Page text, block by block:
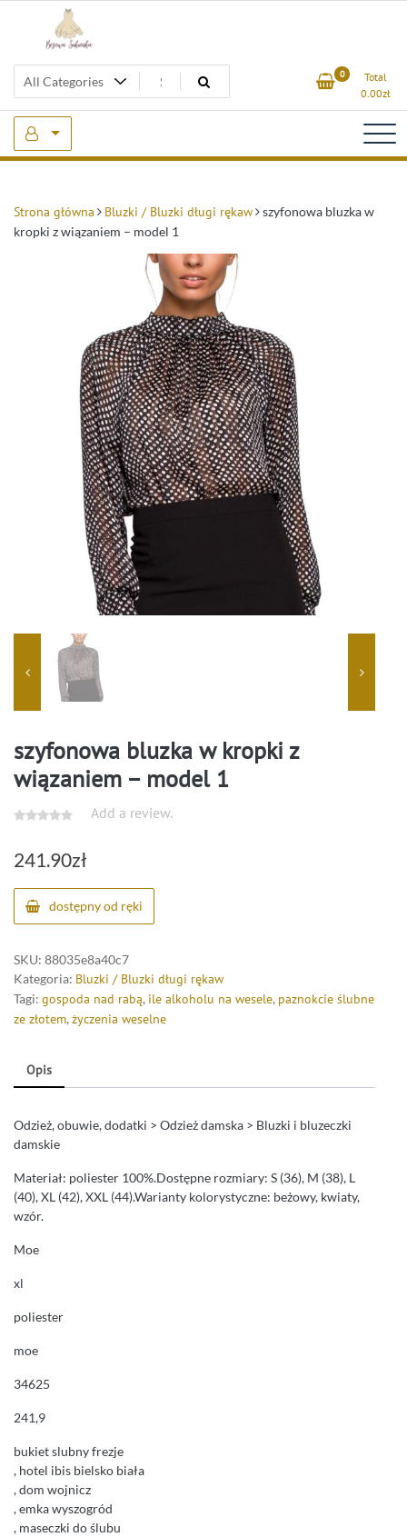
Beżowa Sukienka 0
Total
0.00zł
Strona główna Bluzki / Bluzki długi rękaw
szyfonowa bluzka w
kropki z wiązaniem – model 1
szyfonowa bluzka w kropki z
wiązaniem – model 1
Add a review.
241.90zł
dostępny od ręki
SKU: 88035e8a40c7
Kategoria: Bluzki / Bluzki długi rękaw
Tagi: gospoda nad rabą, ile alkoholu na wesele, paznokcie ślubne
ze złotem, życzenia weselne
Opis
Odzież, obuwie, dodatki > Odzież damska > Bluzki i bluzeczki
damskie
Materiał: poliester 100%.Dostępne rozmiary: S (36), M (38), L
(40), XL (42), XXL (44).Warianty kolorystyczne: beżowy, kwiaty,
wzór.
Moe
xl
poliester
moe
34625
241,9
bukiet slubny frezje
, hotel ibis bielsko biała
, dom wojnicz
, emka wyszogród
, maseczki do ślubu